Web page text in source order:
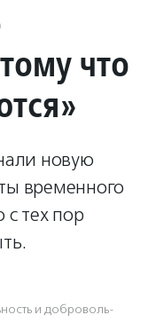
что
новую
временного
тех пор
и доброволь­